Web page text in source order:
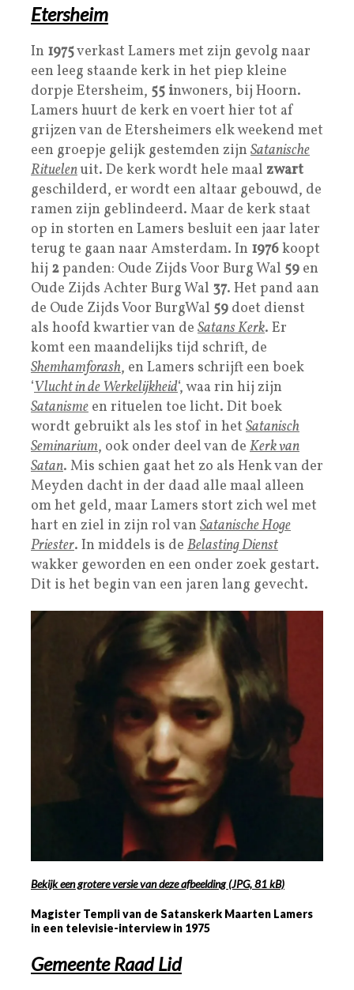
Etersheim
In 1975verkast Lamers met zijn gevolg naar
een leeg staande kerk in het piep kleine
dorpje Etersheim, 55 inwoners, bij Hoorn.
Lamers huurt de kerk en voert hier tot af
grijzen van de Etersheimers elk weekend met
een groepje gelijk gestemden zijn Satanische
Rituelenuit. De kerk wordt hele maal zwart
geschilderd, er wordt een altaar gebouwd, de
ramen zijn geblindeerd. Maar de kerk staat
op in storten en Lamers besluit een jaar later
terug te gaan naar Amsterdam. In 1976koopt
hij 2panden: Oude Zijds Voor Burg Wal 59 en
Oude Zijds Achter Burg Wal 37. Het pand aan
de Oude Zijds Voor BurgWal 59 doet dienst
als hoofd kwartier van de Satans Kerk. Er
komt een maandelijks tijd schrift, de
Shemhamforash, en Lamers schrijft een boek
‘Vlucht in de Werkelijkheid‘, waa rin hij zijn
Satanisme en rituelen toe licht. Dit boek
wordt gebruikt als les stof in het Satanisch
Seminarium, ook onder deel van de Kerk van
Satan. Mis schien gaat het zo als Henk van der
Meyden dacht in der daad alle maal alleen
om het geld, maar Lamers stort zich wel met
hart en ziel in zijn rol van Satanische Hoge
Priester. In middels is de Belasting Dienst
wakker geworden en een onder zoek gestart.
Dit is het begin van een jaren lang gevecht.
Bekijk een grotere versie van deze afbeelding(JPG, 81 kB)
Magister Templi van de Satanskerk Maarten Lamers
in een televisie-interview in 1975
Gemeente Raad Lid